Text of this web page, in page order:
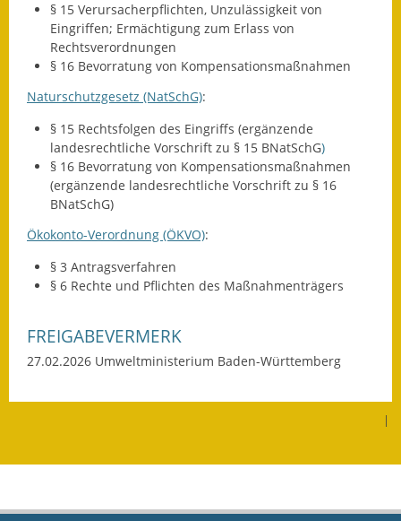
Landessanierungsprogramm
Rückstausicherung von
Hochwassergefahrenkarte
Gemeindehalle und
Ver- & Entsorgung
Breitbandausbau
§ 15 Verursacherpflichten, Unzulässigkeit von
Eingriffen; Ermächtigung zum Erlass von
Rechtsverordnungen
§ 16 Bevorratung von Kompensationsmaßnahmen
Naturschutzgesetz (NatSchG):
§ 15 Rechtsfolgen des Eingriffs (ergänzende
landesrechtliche Vorschrift zu § 15 BNatSchG)
§ 16 Bevorratung von Kompensationsmaßnahmen
(ergänzende landesrechtliche Vorschrift zu § 16
BNatSchG)
Ökokonto-Verordnung (ÖKVO):
§ 3 Antragsverfahren
§ 6 Rechte und Pflichten des Maßnahmenträgers
FREIGABEVERMERK
27.02.2026 Umweltministerium Baden-Württemberg
|